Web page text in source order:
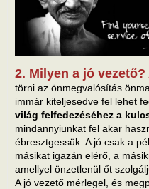
2. Milyen a jó
törni az önmegvalósítás
immár kiteljesedve fel lehet
világ felfedezéséhez a
mindannyiunkat fel akar
ébresztgessük. A jó csak a
másikat igazán elérő, a
amellyel önzetlenül őt
A jó vezető mérlegel, és